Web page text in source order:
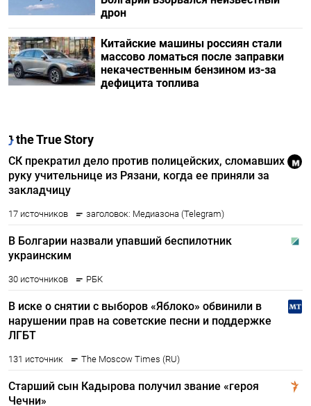
дрон
Китайские машины россиян стали
массово ломаться после заправки
некачественным бензином из-за
дефицита топлива